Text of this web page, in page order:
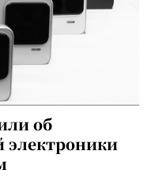
об
электроники